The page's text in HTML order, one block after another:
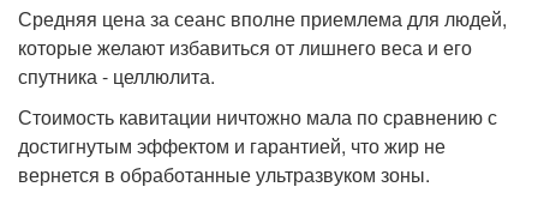
Средняя цена за сеанс вполне приемлема для людей,
которые желают избавиться от лишнего веса и его
спутника - целлюлита.
Стоимость кавитации ничтожно мала по сравнению с
достигнутым эффектом и гарантией, что жир не
вернется в обработанные ультразвуком зоны.